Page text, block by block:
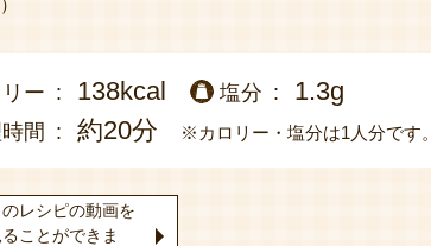
）
ー 138kcal 塩分 1.3g
間 約20分 ※カロリー・塩分は1人分です。
のレシピの動画を
ることができま